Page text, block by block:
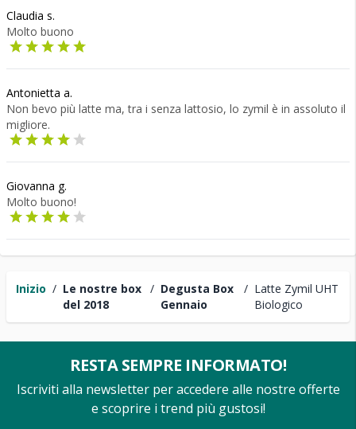
Inizio / Le nostre box
del 2018
/ Degusta Box
Gennaio
/ Latte Zymil UHT
Biologico
Claudia s.
Molto buono
Antonietta a.
Non bevo più latte ma, tra i senza lattosio, lo zymil è in assoluto il
migliore.
Giovanna g.
Molto buono!
RESTA SEMPRE INFORMATO!
Iscriviti alla newsletter per accedere alle nostre offerte
e scoprire i trend più gustosi!